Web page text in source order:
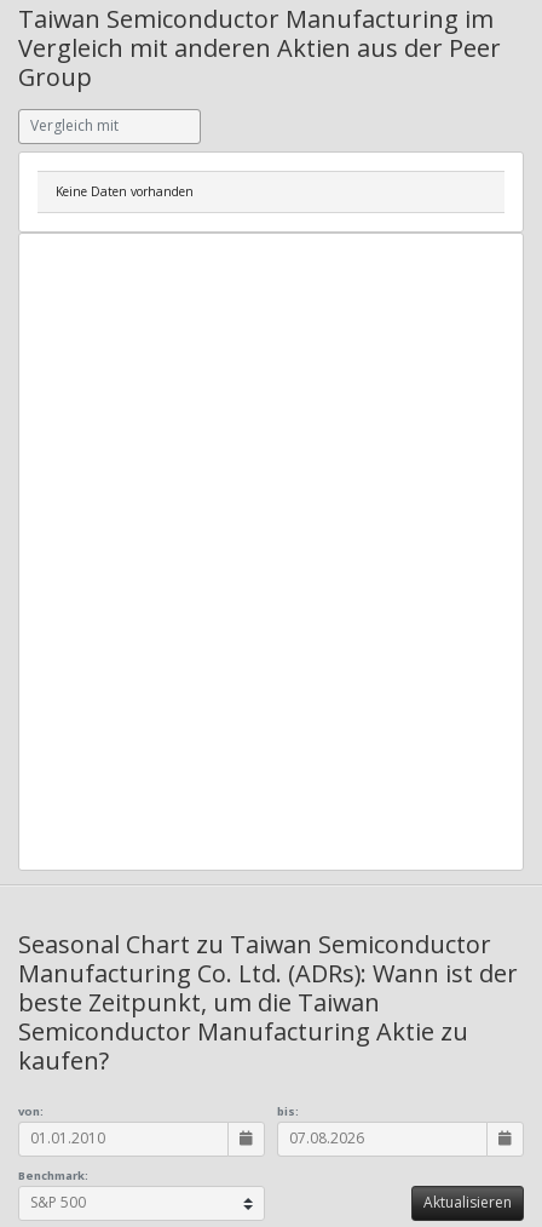
Taiwan Semiconductor Manufacturing im
Vergleich mit anderen Aktien aus der Peer
Group
Keine Daten vorhanden
Seasonal Chart zu Taiwan Semiconductor
Manufacturing Co. Ltd. (ADRs): Wann ist der
beste Zeitpunkt, um die Taiwan
Semiconductor Manufacturing Aktie zu
kaufen?
Benchmark:
von: bis: